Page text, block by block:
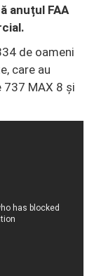
anuțul FAA
de oameni
care au
MAX 8 și